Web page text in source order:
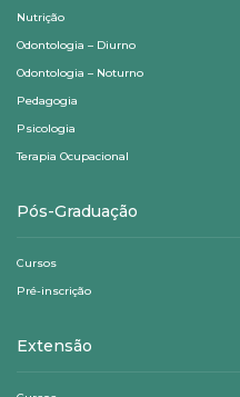
Nutrição
Odontologia – Diurno
Odontologia – Noturno
Pedagogia
Psicologia
Terapia Ocupacional
Pós-Graduação
Cursos
Pré-inscrição
Extensão